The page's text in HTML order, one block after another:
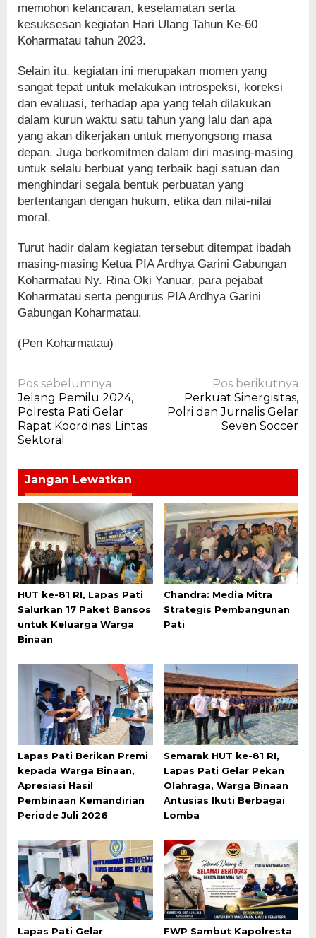
memohon kelancaran, keselamatan serta
kesuksesan kegiatan Hari Ulang Tahun Ke-60
Koharmatau tahun 2023.
Selain itu, kegiatan ini merupakan momen yang
sangat tepat untuk melakukan introspeksi, koreksi
dan evaluasi, terhadap apa yang telah dilakukan
dalam kurun waktu satu tahun yang lalu dan apa
yang akan dikerjakan untuk menyongsong masa
depan. Juga berkomitmen dalam diri masing-masing
untuk selalu berbuat yang terbaik bagi satuan dan
menghindari segala bentuk perbuatan yang
bertentangan dengan hukum, etika dan nilai-nilai
moral.
Turut hadir dalam kegiatan tersebut ditempat ibadah
masing-masing Ketua PIA Ardhya Garini Gabungan
Koharmatau Ny. Rina Oki Yanuar, para pejabat
Koharmatau serta pengurus PIA Ardhya Garini
Gabungan Koharmatau.
(Pen Koharmatau)
Navigasi
pos
Pos sebelumnya
Jelang Pemilu 2024,
Polresta Pati Gelar
Rapat Koordinasi Lintas
Sektoral
Pos berikutnya
Perkuat Sinergisitas,
Polri dan Jurnalis Gelar
Seven Soccer
Jangan Lewatkan
HUT ke-81 RI, Lapas Pati
Salurkan 17 Paket Bansos
untuk Keluarga Warga
Binaan
Chandra: Media Mitra
Strategis Pembangunan
Pati
Lapas Pati Berikan Premi
kepada Warga Binaan,
Apresiasi Hasil
Pembinaan Kemandirian
Periode Juli 2026
Semarak HUT ke-81 RI,
Lapas Pati Gelar Pekan
Olahraga, Warga Binaan
Antusias Ikuti Berbagai
Lomba
Lapas Pati Gelar
FWP Sambut Kapolresta